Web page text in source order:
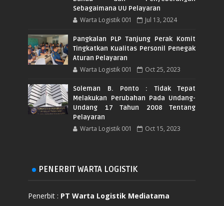
Sebagaimana UU Pelayaran
Warta Logistik 001 Jul 13, 2024
Pangkalan PLP Tanjung Perak Komit
Tingkatkan Kualitas Personil Penegak
Aturan Pelayaran
Warta Logistik 001 Oct 25, 2023
Soleman B. Ponto : Tidak Tepat
Melakukan Perubahan Pada Undang-
Undang 17 Tahun 2008 Tentang
Pelayaran
Warta Logistik 001 Oct 15, 2023
PENERBIT WARTA LOGISTIK
Penerbit : PT Warta Logistik Mediatama